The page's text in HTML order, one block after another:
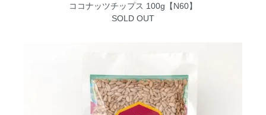
ココナッツチップス 100g【N60】
SOLD OUT